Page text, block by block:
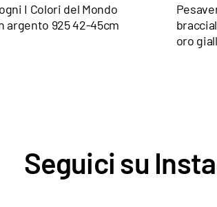
I Colori del Mondo
argento 925 42-45cm
oro
Seguici su